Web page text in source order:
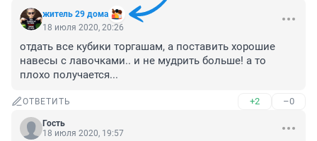
житель 29 дома
18 июля 2020, 20:26
отдать все кубики торгашам, а поставить хорошие
навесы с лавочками.. и не мудрить больше! а то
плохо получается...
ОТВЕТИТЬ +2 –0
Гость
18 июля 2020, 19:57